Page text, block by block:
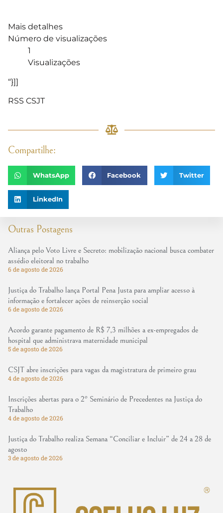
Outras Postagens
Aliança pelo Voto Livre e Secreto: mobilização nacional busca combater
assédio eleitoral no trabalho
6 de agosto de 2026
Justiça do Trabalho lança Portal Pena Justa para ampliar acesso à
informação e fortalecer ações de reinserção social
6 de agosto de 2026
Acordo garante pagamento de R$ 7,3 milhões a ex-empregados de
hospital que administrava maternidade municipal
5 de agosto de 2026
CSJT abre inscrições para vagas da magistratura de primeiro grau
4 de agosto de 2026
Inscrições abertas para o 2º Seminário de Precedentes na Justiça do
Trabalho
4 de agosto de 2026
Justiça do Trabalho realiza Semana “Conciliar e Incluir” de 24 a 28 de
agosto
3 de agosto de 2026
Mais detalhes
Número de visualizações
1
Visualizações
“}]]
RSS CSJT
Compartilhe:
WhatsApp Facebook Twitter
LinkedIn